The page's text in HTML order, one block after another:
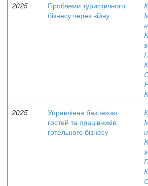
2025
Проблеми туристичного
бізнесу через війну
2025
Управління безпекою
гостей та працівників
готельного бізнесу